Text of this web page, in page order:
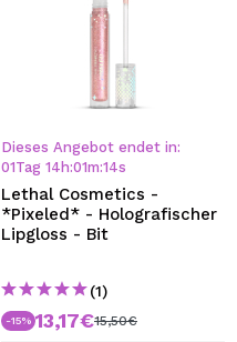
Dieses Angebot endet in:
01Tag 14 h:01m:13s
Lethal Cosmetics -
*Pixeled* - Holografischer
Lipgloss - Bit
(1)
-15% 13,17€15,50€